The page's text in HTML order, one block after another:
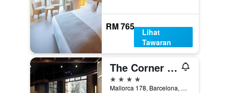
RM 765
Lihat
Tawaran
The Corner Hotel
4 bintang
Mallorca 178, Barcelona, Sepanyol